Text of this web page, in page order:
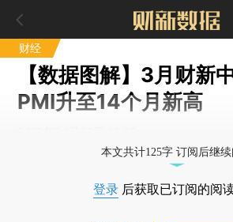
财经
【数据图解】3月财新
PMI升至14个月新高
本文共计125字 订阅后继
登录 后获取已订阅的阅